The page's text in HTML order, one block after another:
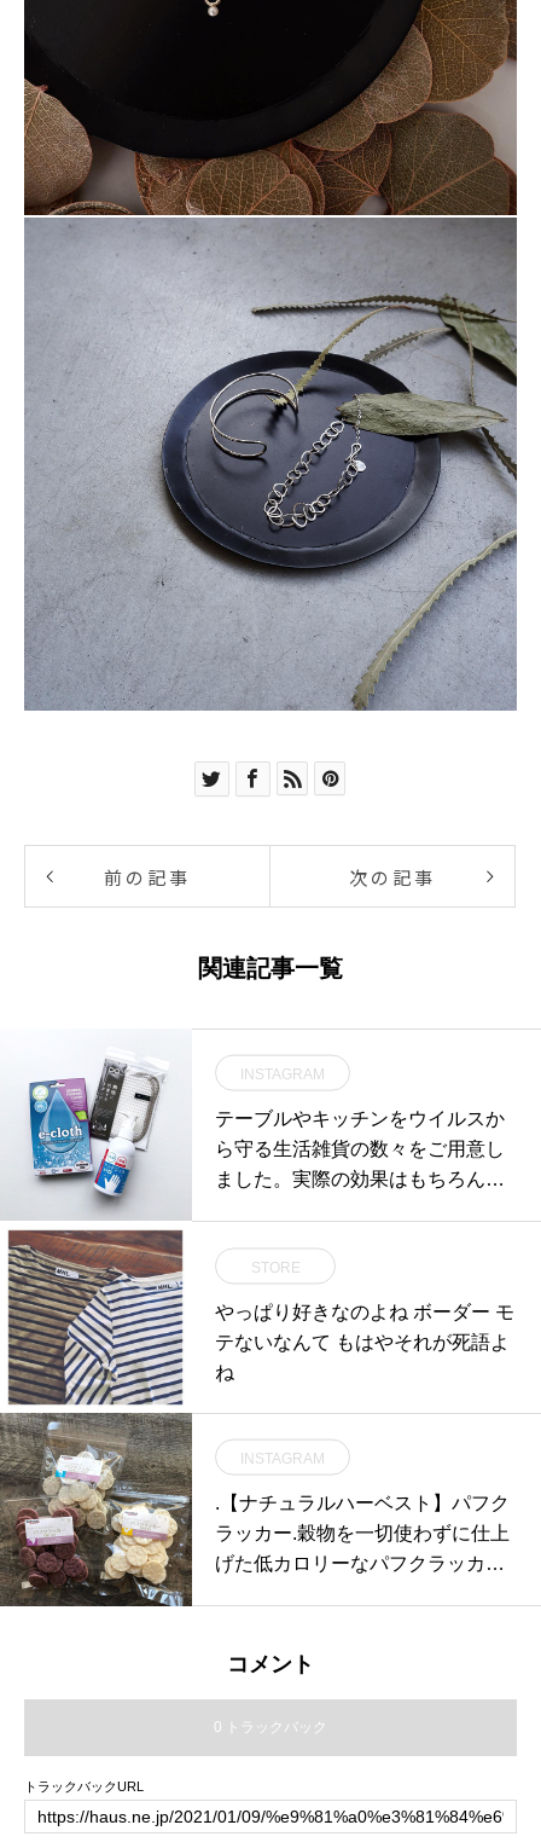
前の記事 次の記事
関連記事一覧
INSTAGRAM
テーブルやキッチンをウイルスか
ら守る生活雑貨の数々をご用意し
ました。実際の効果はもちろんメ
きるイギリス生まれの「e-cloth(イ
ークロス)」。.純銀の糸を使用
し、銀イオンの力で抗菌・防臭機
能が持続する「無限に抗菌するス
アルコールハンドジェル」。.ご家
庭に取り入れてみられてはいかが
でしょうか。消毒液などと合わせ
て是非チェックしてみてくださ
い。.#ウイルス対策グッズ#ecloth
#無限に抗菌するスポンジ #薬用ハ
ンドジェル
STORE
やっぱり好きなのよね ボーダー モ
テないなんて もはやそれが死語よ
ね
INSTAGRAM
.【ナチュラルハーベスト】パフク
ラッカー.穀物を一切使わずに仕上
げた低カロリーなパフクラッカー.
あげれます◎.ワンちゃんのご褒美
トリミング #松江スパシャンプー#
松江ペットサロン #松江ペット #
コメント
0 トラックバック
トラックバックURL